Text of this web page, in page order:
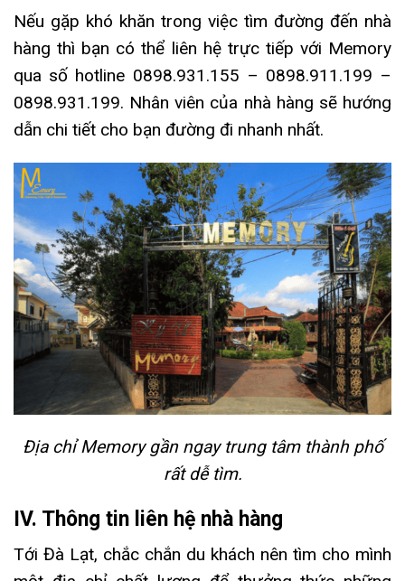
Nếu gặp khó khăn trong việc tìm đường đến nhà
hàng thì bạn có thể liên hệ trực tiếp với Memory
qua số hotline 0898.931.155 – 0898.911.199 –
0898.931.199. Nhân viên của nhà hàng sẽ hướng
dẫn chi tiết cho bạn đường đi nhanh nhất.
Địa chỉ Memory gần ngay trung tâm thành phố
rất dễ tìm.
IV. Thông tin liên hệ nhà hàng
Tới Đà Lạt, chắc chắn du khách nên tìm cho mình